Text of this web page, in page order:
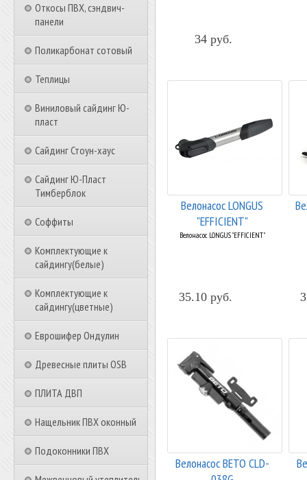
Откосы ПВХ, сэндвич-
панели
Поликарбонат сотовый
Теплицы
Виниловый сайдинг Ю-
пласт
Сайдинг Стоун-хаус
Сайдинг Ю-Пласт
Тимберблок
Соффиты
Комплектующие к
сайдингу(белые)
Комплектующие к
сайдингу(цветные)
Еврошифер Ондулин
Древесные плиты OSB
ПЛИТА ДВП
Нащельник ПВХ оконный
Подоконники ПВХ
34 руб.
Велонасос LONGUS
"EFFICIENT"
Велонасос LONGUS "EFFICIENT"
35.10 руб.
Велонасос BETO CLD-